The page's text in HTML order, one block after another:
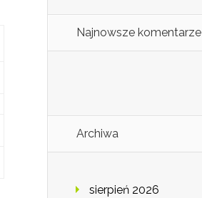
Najnowsze komentarze
Archiwa
sierpień 2026